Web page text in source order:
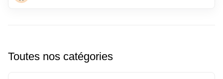
Toutes nos catégories